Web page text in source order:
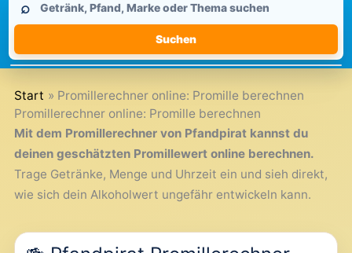
durchsuchen
⌕
Suchen
Start
Promillerechner online: Promille berechnen
Promillerechner online: Promille berechnen
Mit dem Promillerechner von Pfandpirat kannst du
deinen geschätzten Promillewert online berechnen.
Trage Getränke, Menge und Uhrzeit ein und sieh direkt,
wie sich dein Alkoholwert ungefähr entwickeln kann.